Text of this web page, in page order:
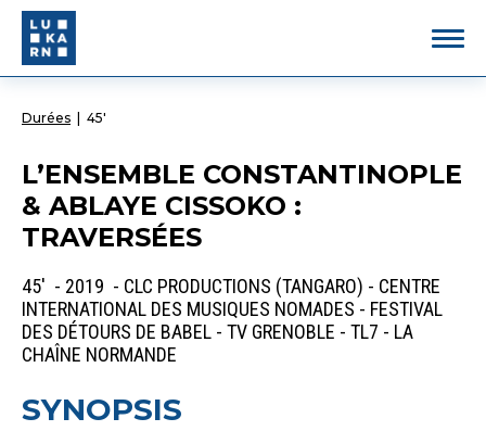
Durées 45'
L’ENSEMBLE CONSTANTINOPLE
& ABLAYE CISSOKO :
TRAVERSÉES
45' - 2019 - CLC PRODUCTIONS (TANGARO) - CENTRE
INTERNATIONAL DES MUSIQUES NOMADES - FESTIVAL
DES DÉTOURS DE BABEL - TV GRENOBLE - TL7 - LA
CHAÎNE NORMANDE
SYNOPSIS